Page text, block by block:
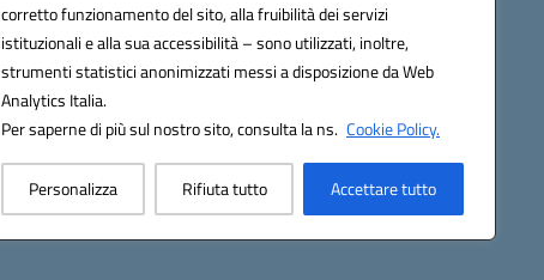
corretto funzionamento del sito, alla fruibilità dei servizi
istituzionali e alla sua accessibilità – sono utilizzati, inoltre,
strumenti statistici anonimizzati messi a disposizione da Web
Analytics Italia.
Per saperne di più sul nostro sito, consulta la ns. Cookie Policy.
Personalizza Rifiuta tutto Accettare tutto